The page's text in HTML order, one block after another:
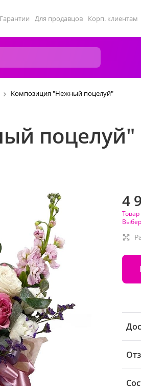
Гарантии Для продавцов Корп. клиентам
Композиция "Нежный поцелуй"
поцелуй"
4
Товар